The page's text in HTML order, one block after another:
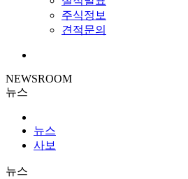
주식정보
견적문의
NEWSROOM
뉴스
뉴스
사보
뉴스